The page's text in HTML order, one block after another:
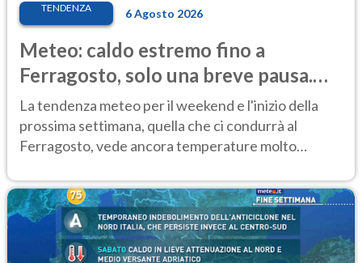
TENDENZA 6 Agosto 2026
Meteo: caldo estremo fino a
Ferragosto, solo una breve pausa.
Ecco dove
La tendenza meteo per il weekend e l'inizio della
prossima settimana, quella che ci condurrà al
Ferragosto, vede ancora temperature molto